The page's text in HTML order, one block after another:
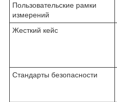
Пользовательские рамки
измерений
Жесткий кейс
Стандарты безопасности